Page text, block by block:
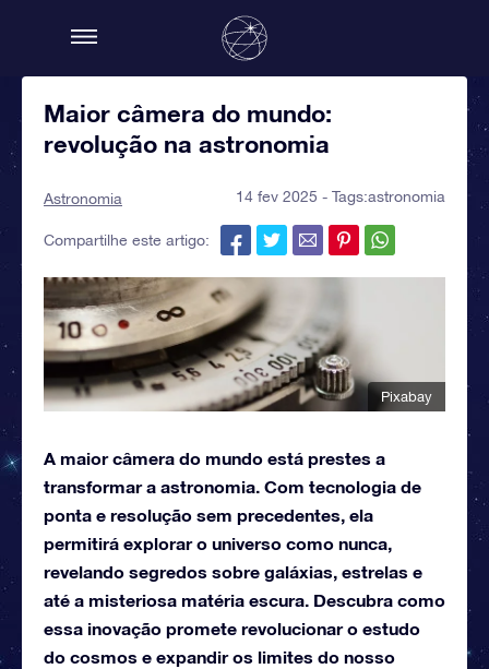
Maior câmera do mundo:
revolução na astronomia
Astronomia 14 fev 2025 - Tags:astronomia
Compartilhe este artigo:
Pixabay
A maior câmera do mundo está prestes a
transformar a astronomia. Com tecnologia de
ponta e resolução sem precedentes, ela
permitirá explorar o universo como nunca,
revelando segredos sobre galáxias, estrelas e
até a misteriosa matéria escura. Descubra como
essa inovação promete revolucionar o estudo
do cosmos e expandir os limites do nosso